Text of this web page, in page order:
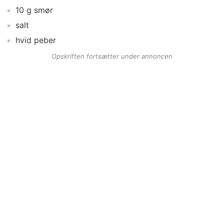
10 g smør
salt
hvid peber
Opskriften fortsætter under annoncen